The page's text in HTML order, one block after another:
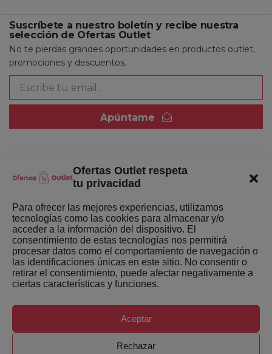
Ofertas Outlet respeta
tu privacidad
Para ofrecer las mejores experiencias, utilizamos
tecnologías como las cookies para almacenar y/o
acceder a la información del dispositivo. El
consentimiento de estas tecnologías nos permitirá
procesar datos como el comportamiento de navegación o
las identificaciones únicas en este sitio. No consentir o
retirar el consentimiento, puede afectar negativamente a
ciertas características y funciones.
Aceptar
Rechazar
Suscríbete a nuestro boletín y recibe nuestra
selección de Ofertas Outlet
No te pierdas grandes oportunidades en productos outlet,
promociones y descuentos.
Apúntame
Quienes somos
Últimas Novedades
Mejores ofertas de la semana
Ofertas-Outlet.com. Todos los derechos